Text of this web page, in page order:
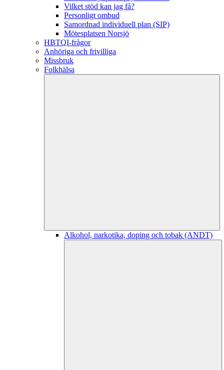
Vilket stöd kan jag få?
Personligt ombud
Samordnad individuell plan (SIP)
Mötesplatsen Norsjö
HBTQI-frågor
Anhöriga och frivilliga
Missbruk
Folkhälsa
Alkohol, narkotika, doping och tobak (ANDT)